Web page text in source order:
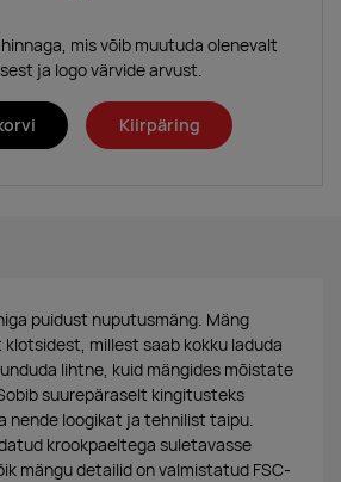
mis võib muutuda olenevalt
ja logo värvide arvust.
Kiirpäring
puidust nuputusmäng. Mäng
millest saab kokku laduda
lihtne, kuid mängides mõistate
suurepäraselt kingitusteks
nende loogikat ja tehnilist taipu.
krookpaeltega suletavasse
mängu detailid on valmistatud FSC-